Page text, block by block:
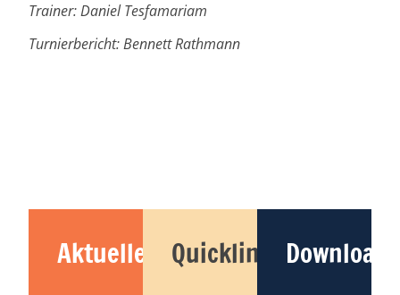
Trainer: Daniel Tesfamariam
Turnierbericht: Bennett Rathmann
Aktuelles Quicklinks Downloads